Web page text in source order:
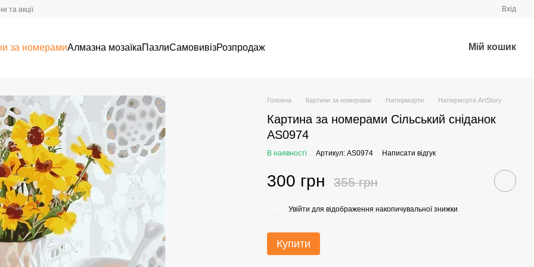
та акції Вхід
за номерамиАлмазна мозаїкаПазлиСамовивізРозпродаж Мій кошик
Головна Картини за номерами Натюрморти Натюрморти ArtStory
Картина за номерами Сільський сніданок
AS0974
В наявності Артикул: AS0974 Написати відгук
300 грн 355 грн
Увійти для відображення накопичувальної знижки
Купити